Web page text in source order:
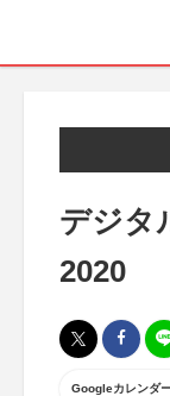
デジタ
2020
Googleカレンダ